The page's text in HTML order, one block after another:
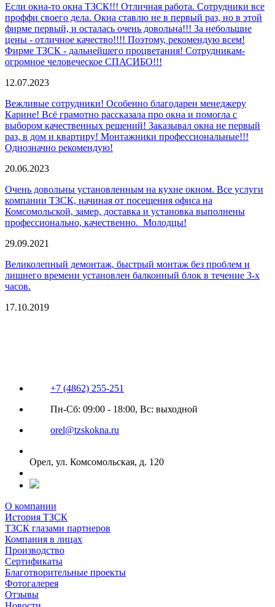
Если окна-то окна ТЗСК!!! Отличная работа. Сотрудники все
проффи своего дела. Окна ставлю не в первый раз, но в этой
фирме первый, и осталась очень довольна!!! За небольшие
цены - отличное качество!!!! Поэтому, рекомендую всем!
Фирме ТЗСК - дальнейшего процветания! Сотрудникам-
огромное человеческое СПАСИБО!!!
12.07.2023
Вежливые сотрудники! Особенно благодарен менеджеру
Карине! Всё грамотно рассказала про окна и помогла с
выбором качественных решений! Заказывал окна не первый
раз, в дом и квартиру! Монтажники профессиональные!!!
Однозначно рекомендую!
20.06.2023
Очень довольны установленным на кухне окном. Все услуги
компании ТЗСК, начиная от посещения офиса на
Комсомольской, замер, доставка и установка выполнены
профессионально, качественно. Молодцы!
29.09.2021
Великолепный демонтаж, быстрый монтаж без проблем и
лишнего времени установлен балконный блок в течение 3-х
часов.
17.10.2019
+7 (4862) 255-251
Пн-Сб: 09:00 - 18:00, Вс: выходной
orel@tzskokna.ru
Орел, ул. Комсомольская, д. 120
О компании
История ТЗСК
ТЗСК глазами партнеров
Компания в лицах
Производство
Сертификаты
Благотворительные проекты
Фотогалерея
Отзывы